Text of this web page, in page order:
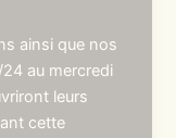
ainsi que nos
au mercredi
leurs
cette